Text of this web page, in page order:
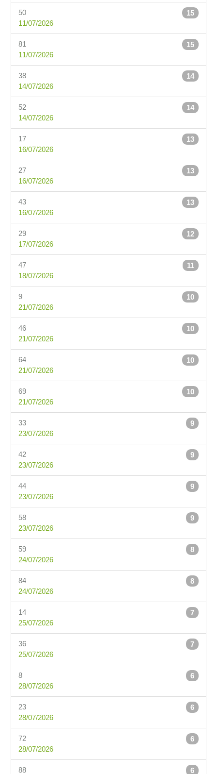
15
50
11/07/2026
15
81
11/07/2026
14
38
14/07/2026
14
52
14/07/2026
13
17
16/07/2026
13
27
16/07/2026
13
43
16/07/2026
12
29
17/07/2026
11
47
18/07/2026
10
9
21/07/2026
10
46
21/07/2026
10
64
21/07/2026
10
69
21/07/2026
9
33
23/07/2026
9
42
23/07/2026
9
44
23/07/2026
9
58
23/07/2026
8
59
24/07/2026
8
84
24/07/2026
7
14
25/07/2026
7
36
25/07/2026
6
8
28/07/2026
6
23
28/07/2026
6
72
28/07/2026
6
88